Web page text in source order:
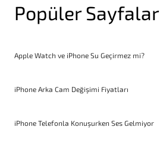
Popüler Sayfalar
Apple Watch ve iPhone Su Geçirmez mi?
iPhone Arka Cam Değişimi Fiyatları
iPhone Telefonla Konuşurken Ses Gelmiyor